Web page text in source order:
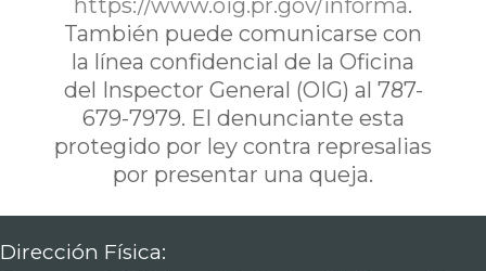
https://www.oig.pr.gov/informa.
También puede comunicarse con
la línea confidencial de la Oficina
del Inspector General (OIG) al 787-
679-7979. El denunciante esta
protegido por ley contra represalias
por presentar una queja.
Dirección Física: